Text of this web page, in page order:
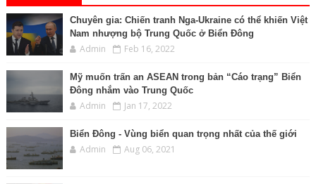
Chuyên gia: Chiến tranh Nga-Ukraine có thể khiến Việt
Nam nhượng bộ Trung Quốc ở Biển Đông
Admin Feb 16, 2022
Mỹ muốn trấn an ASEAN trong bản “Cáo trạng” Biển
Đông nhắm vào Trung Quốc
Admin Jan 17, 2022
Biển Đông - Vùng biển quan trọng nhất của thế giới
Admin Aug 06, 2021